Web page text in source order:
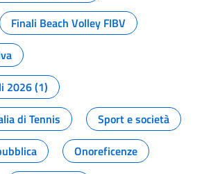
Finali Beach Volley FIBV
2026 (1)
di Tennis
Sport e società
Onoreficenze